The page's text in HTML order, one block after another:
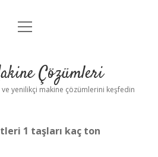
Anasayfa
Yasal Uyarı
menüyü
Çözümleri
ve yenilikçi makine çözümlerini keşfedin
1 taşları kaç ton